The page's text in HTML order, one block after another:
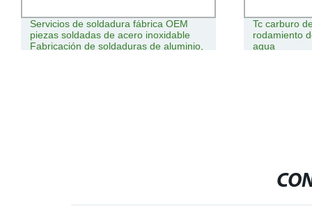
Servicios de soldadura fábrica OEM
piezas soldadas de acero inoxidable
Fabricación de soldaduras de aluminio,
Tc carburo
rodamiento
agua